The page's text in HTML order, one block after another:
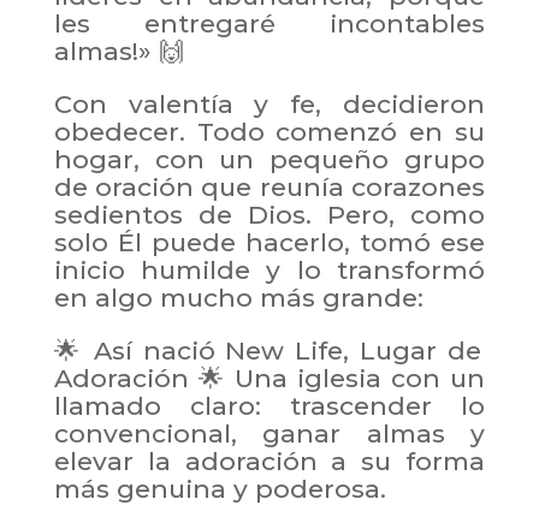
les entregaré incontables
almas!» 🙌
Con valentía y fe, decidieron
obedecer. Todo comenzó en su
hogar, con un pequeño grupo
de oración que reunía corazones
sedientos de Dios. Pero, como
solo Él puede hacerlo, tomó ese
inicio humilde y lo transformó
en algo mucho más grande:
🌟 Así nació New Life, Lugar de
Adoración 🌟 Una iglesia con un
llamado claro: trascender lo
convencional, ganar almas y
elevar la adoración a su forma
más genuina y poderosa.